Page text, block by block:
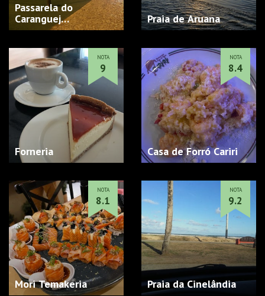
Passarela do
Caranguej…
Praia de Aruana
Forneria
NOTA
9
Casa de Forró Cariri
NOTA
8.4
Mori Temakeria
NOTA
8.1
Praia da Cinelândia
NOTA
9.2